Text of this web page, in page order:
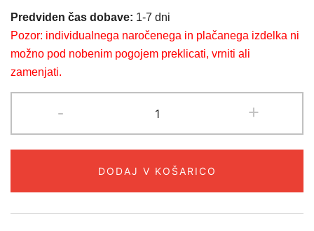
Predviden čas dobave: 1-7 dni
Pozor: individualnega naročenega in plačanega izdelka ni
možno pod nobenim pogojem preklicati, vrniti ali
zamenjati.
-
OLJA
MERCEDES
Original
količina
+
DODAJ V KOŠARICO